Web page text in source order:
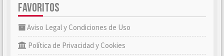
FAVORITOS
Aviso Legal y Condiciones de Uso
Política de Privacidad y Cookies